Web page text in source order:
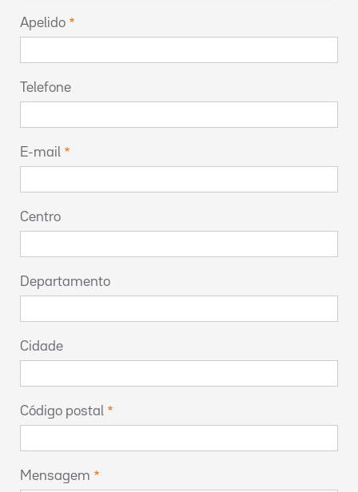
Apelido
Telefone
E-mail
Centro
Departamento
Cidade
Código postal
Mensagem